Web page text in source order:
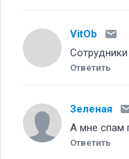
VitOb
Ответить
Зеленая
А мне спам
Ответить